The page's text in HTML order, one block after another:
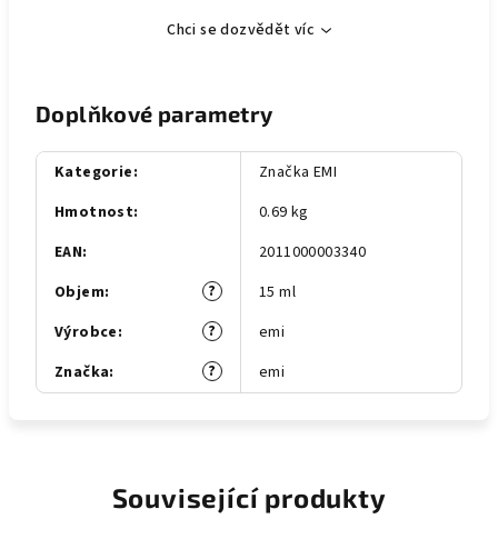
Chci se dozvědět víc
Doplňkové parametry
Kategorie:
Značka EMI
Hmotnost:
0.69 kg
EAN:
2011000003340
?
Objem:
15 ml
?
Výrobce:
emi
?
Značka: emi
Související produkty